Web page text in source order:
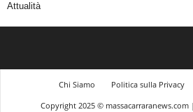
Attualità
Chi Siamo Politica sulla Privacy
Copyright 2025 ©